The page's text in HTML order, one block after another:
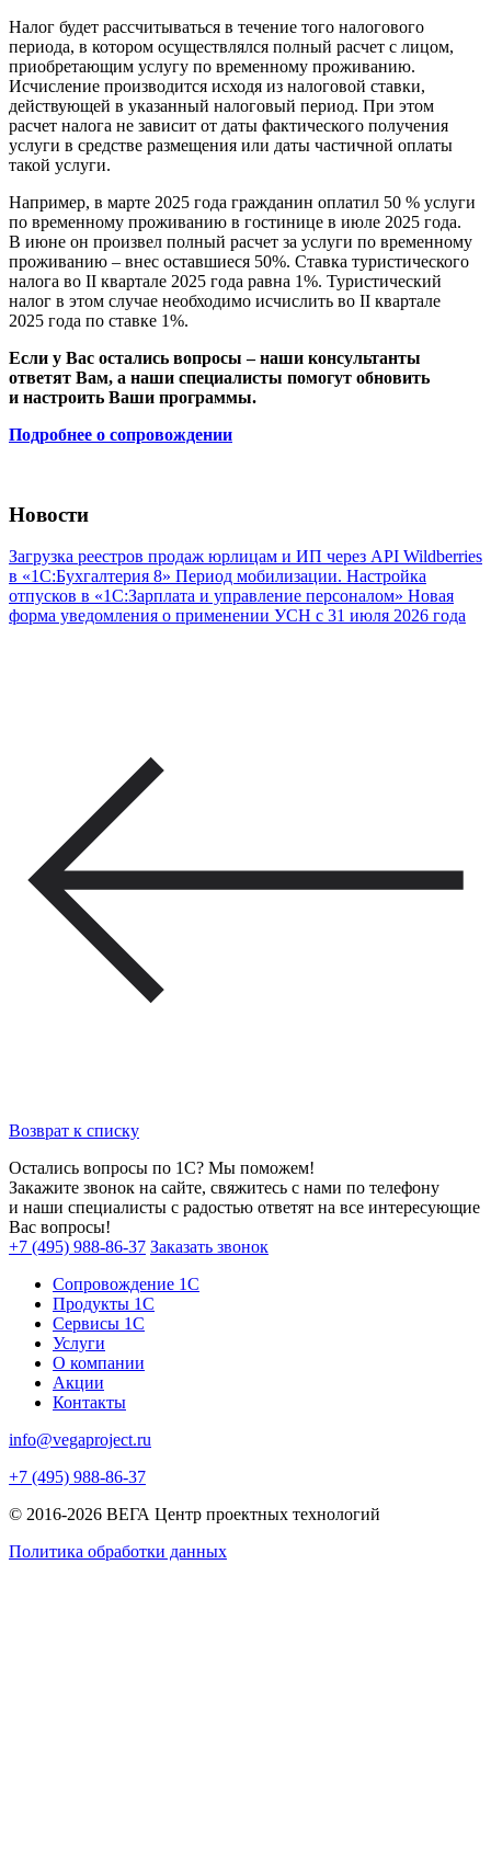
Налог будет рассчитываться в течение того налогового
периода, в котором осуществлялся полный расчет с лицом,
приобретающим услугу по временному проживанию.
Исчисление производится исходя из налоговой ставки,
действующей в указанный налоговый период. При этом
расчет налога не зависит от даты фактического получения
услуги в средстве размещения или даты частичной оплаты
такой услуги.
Например, в марте 2025 года гражданин оплатил 50 % услуги
по временному проживанию в гостинице в июле 2025 года.
В июне он произвел полный расчет за услуги по временному
проживанию – внес оставшиеся 50%. Ставка туристического
налога во II квартале 2025 года равна 1%. Туристический
налог в этом случае необходимо исчислить во II квартале
2025 года по ставке 1%.
Если у Вас остались вопросы – наши консультанты
ответят Вам, а наши специалисты помогут обновить
и настроить Ваши программы.
Подробнее о сопровождении
Новости
Загрузка реестров продаж юрлицам и ИП через API Wildberries
в «1С:Бухгалтерия 8» Период мобилизации. Настройка
отпусков в «1С:Зарплата и управление персоналом» Новая
форма уведомления о применении УСН с 31 июля 2026 года
Возврат к списку
Остались вопросы по 1С? Мы поможем!
Закажите звонок на сайте, свяжитесь с нами по телефону
и наши специалисты с радостью ответят на все интересующие
Вас вопросы!
+7 (495) 988-86-37 Заказать звонок
Сопровождение 1С
Продукты 1С
Сервисы 1С
Услуги
О компании
Акции
Контакты
info@vegaproject.ru
+7 (495) 988-86-37
© 2016-2026 ВЕГА Центр проектных технологий
Политика обработки данных